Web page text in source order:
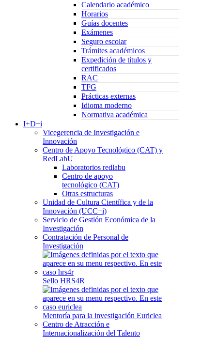
Calendario académico
Horarios
Guías docentes
Exámenes
Seguro escolar
Trámites académicos
Expedición de títulos y
certificados
RAC
TFG
Prácticas externas
Idioma moderno
Normativa académica
I+D+i
Vicegerencia de Investigación e
Innovación
Centro de Apoyo Tecnológico (CAT) y
RedLabU
Laboratorios redlabu
Centro de apoyo
tecnológico (CAT)
Otras estructuras
Unidad de Cultura Científica y de la
Innovación (UCC+i)
Servicio de Gestión Económica de la
Investigación
Contratación de Personal de
Investigación
Sello HRS4R
Mentoría para la investigación Euriclea
Centro de Atracción e
Internacionalización del Talento